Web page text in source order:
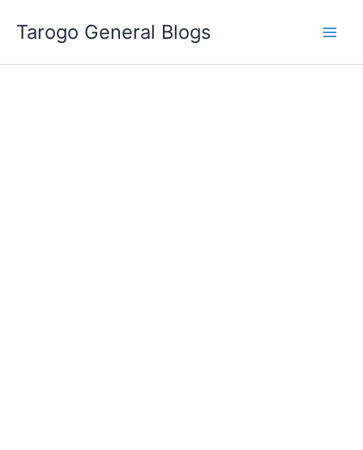
要
Tarogo General Blogs